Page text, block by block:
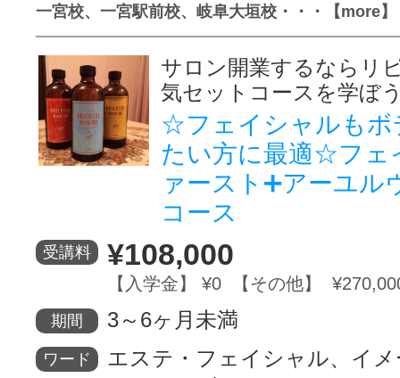
一宮校、一宮駅前校、岐阜大垣校・・・【more】
サロン開業するならリ
気セットコースを学ぼ
☆フェイシャルもボ
たい方に最適☆フェ
ァースト➕アーユル
コース
受講料 ¥108,000
【入学金】 ¥0 【その他】
期間 3～6ヶ月未満
ワード
エステ・フェイシャル、イ